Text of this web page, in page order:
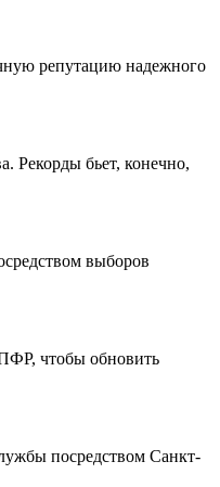
репутацию надежного
Рекорды бьет, конечно,
выборов
чтобы обновить
посредством Санкт-